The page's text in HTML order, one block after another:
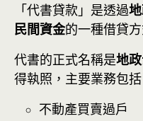
「代書貸款」是透過
民間資金的一種借貸方
代書的正式名稱是地
得執照，主要業務包括
不動產買賣過戶